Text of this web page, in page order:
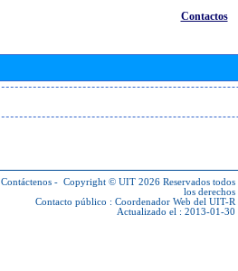
Contactos
Contáctenos - Copyright © UIT 2026 Reservados todos
los derechos
Contacto público : Coordenador Web del UIT-R
Actualizado el : 2013-01-30